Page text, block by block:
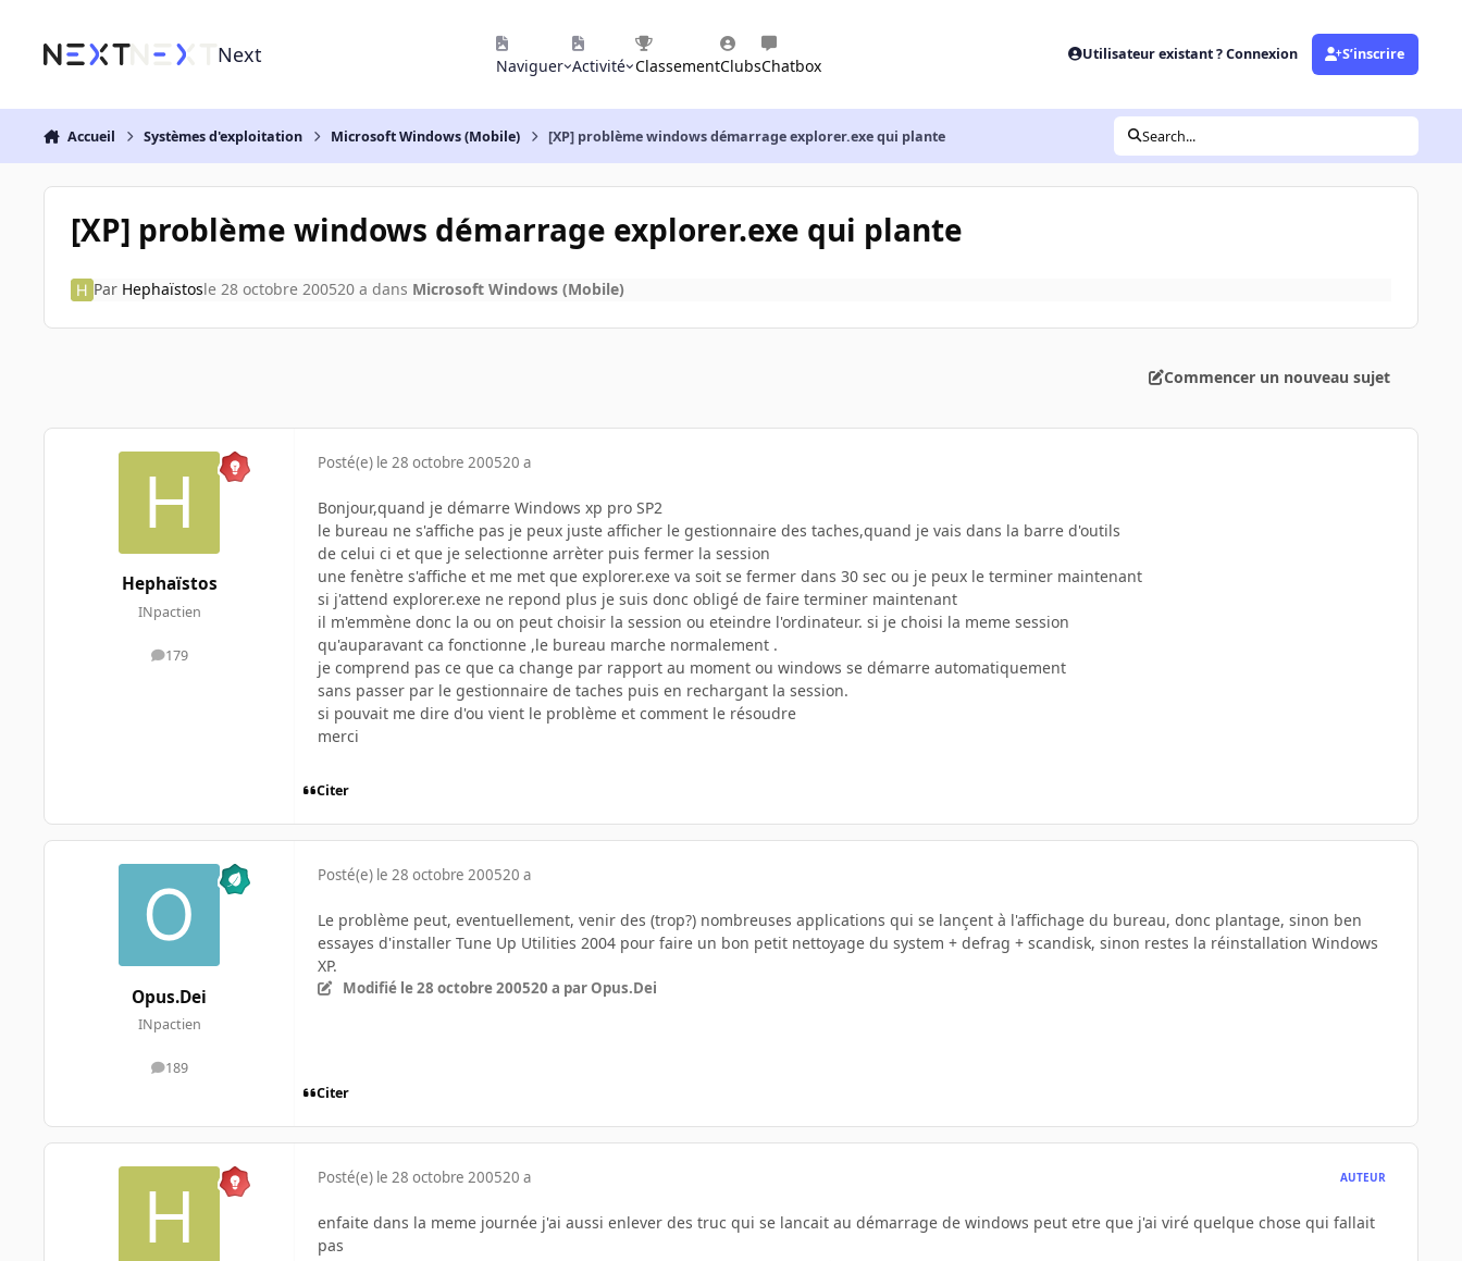
Next Naviguer Activité ClassementClubsChatbox
Utilisateur existant ? Connexion S’inscrire
Accueil Systèmes d'exploitation Microsoft Windows (Mobile) [XP] problème windows démarrage explorer.exe qui plante Search...
[XP] problème windows démarrage explorer.exe qui plante
Par Hephaïstosle 28 octobre 200520 a dans Microsoft Windows (Mobile)
Commencer un nouveau sujet
Hephaïstos
INpactien
179
messages
Posté(e) le 28 octobre 200520 a
Bonjour,quand je démarre Windows xp pro SP2
le bureau ne s'affiche pas je peux juste afficher le gestionnaire des taches,quand je vais dans la barre d'outils
de celui ci et que je selectionne arrèter puis fermer la session
une fenètre s'affiche et me met que explorer.exe va soit se fermer dans 30 sec ou je peux le terminer maintenant
si j'attend explorer.exe ne repond plus je suis donc obligé de faire terminer maintenant
il m'emmène donc la ou on peut choisir la session ou eteindre l'ordinateur. si je choisi la meme session
qu'auparavant ca fonctionne ,le bureau marche normalement .
je comprend pas ce que ca change par rapport au moment ou windows se démarre automatiquement
sans passer par le gestionnaire de taches puis en rechargant la session.
si pouvait me dire d'ou vient le problème et comment le résoudre
merci
Citer
Opus.Dei
INpactien
189
messages
Posté(e) le 28 octobre 200520 a
Le problème peut, eventuellement, venir des (trop?) nombreuses applications qui se lançent à l'affichage du bureau, donc plantage, sinon ben
essayes d'installer Tune Up Utilities 2004 pour faire un bon petit nettoyage du system + defrag + scandisk, sinon restes la réinstallation Windows
XP.
Modifié le 28 octobre 200520 a par Opus.Dei
Citer
Posté(e) le 28 octobre 200520 a AUTEUR
enfaite dans la meme journée j'ai aussi enlever des truc qui se lancait au démarrage de windows peut etre que j'ai viré quelque chose qui fallait
pas